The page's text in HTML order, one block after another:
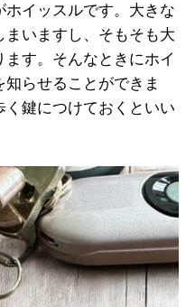
イッスルです。大きな
いますし、そもそも大
す。そんなときにホイ
らせることができま
鍵につけておくといい